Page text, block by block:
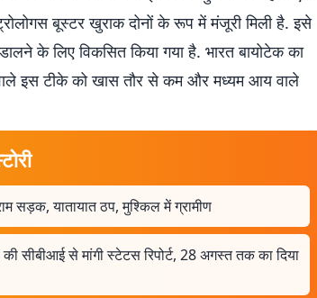
बूस्टर खुराक दोनों के रूप में मंजूरी मिली है. इसे
के लिए विकसित किया गया है. भारत बायोटेक का
इस टीके को खास तौर से कम और मध्यम आय वाले
सड़क, यातायात ठप, मुश्किल में ग्रामीण
सीबीआई से मांगी स्टेटस रिपोर्ट, 28 अगस्त तक का दिया